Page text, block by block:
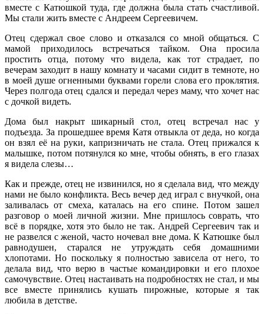
вместе с Катюшкой туда, где должна была стать счастливой.
Мы стали жить вместе с Андреем Сергеевичем.
Отец сдержал свое слово и отказался со мной общаться. С
мамой приходилось встречаться тайком. Она просила
простить отца, потому что видела, как тот страдает, по
вечерам заходит в нашу комнату и часами сидит в темноте, но
в моей душе огненными буквами горели слова его проклятия.
Через полгода отец сдался и передал через маму, что хочет нас
с дочкой видеть.
Дома был накрыт шикарный стол, отец встречал нас у
подъезда. За прошедшее время Катя отвыкла от деда, но когда
он взял её на руки, капризничать не стала. Отец прижался к
малышке, потом потянулся ко мне, чтобы обнять, в его глазах
я видела слезы…
Как и прежде, отец не извинился, но я сделала вид, что между
нами не было конфликта. Весь вечер дед играл с внучкой, она
заливалась от смеха, каталась на его спине. Потом зашел
разговор о моей личной жизни. Мне пришлось соврать, что
всё в порядке, хотя это было не так. Андрей Сергеевич так и
не развелся с женой, часто ночевал вне дома. К Катюшке был
равнодушен, старался не утруждать себя домашними
хлопотами. Но поскольку я полностью зависела от него, то
делала вид, что верю в частые командировки и его плохое
самочувствие. Отец настаивать на подробностях не стал, и мы
все вместе принялись кушать пирожные, которые я так
любила в детстве.